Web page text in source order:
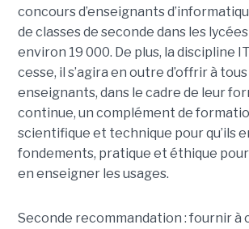
concours d’enseignants
de classes de seconde dans les
environ 19 000. De plus, la discipline
cesse, il s’agira en outre d’offrir à
enseignants, dans le cadre de leur
continue, un complément de
scientifique et technique pour qu’ils
fondements, pratique et éthique pour
en enseigner les usages.
Seconde recommandation : fournir à